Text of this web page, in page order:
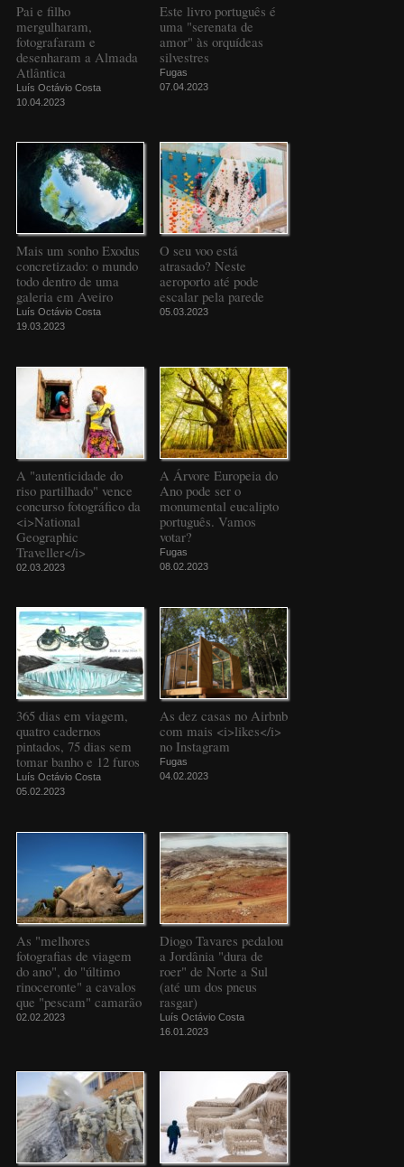
Pai e filho
mergulharam,
fotografaram e
desenharam a Almada
Atlântica
Luís Octávio Costa
10.04.2023
Este livro português é
uma "serenata de
amor" às orquídeas
silvestres
Fugas
07.04.2023
Mais um sonho Exodus
concretizado: o mundo
todo dentro de uma
galeria em Aveiro
Luís Octávio Costa
19.03.2023
O seu voo está
atrasado? Neste
aeroporto até pode
escalar pela parede
05.03.2023
A "autenticidade do
riso partilhado" vence
concurso fotográfico da
<i>National
Geographic
Traveller</i>
02.03.2023
A Árvore Europeia do
Ano pode ser o
monumental eucalipto
português. Vamos
votar?
Fugas
08.02.2023
365 dias em viagem,
quatro cadernos
pintados, 75 dias sem
tomar banho e 12 furos
Luís Octávio Costa
05.02.2023
As dez casas no Airbnb
com mais <i>likes</i>
no Instagram
Fugas
04.02.2023
As "melhores
fotografias de viagem
do ano", do "último
rinoceronte" a cavalos
que "pescam" camarão
02.02.2023
Diogo Tavares pedalou
a Jordânia "dura de
roer" de Norte a Sul
(até um dos pneus
rasgar)
Luís Octávio Costa
16.01.2023